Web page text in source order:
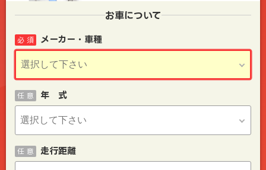
お車について
メーカー・車種
必 須
年 式
任 意
走行距離
任 意